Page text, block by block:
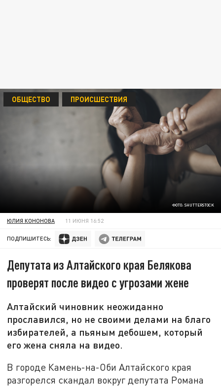
ФОТО: SHUTTERSTOCK
ОБЩЕСТВО ПРОИСШЕСТВИЯ
ЮЛИЯ КОНОНОВА 11 ИЮНЯ 16:52
ПОДПИШИТЕСЬ:
Депутата из Алтайского края Белякова
проверят после видео с угрозами жене
Алтайский чиновник неожиданно
прославился, но не своими делами на благо
избирателей, а пьяным дебошем, который
его жена сняла на видео.
В городе Камень-на-Оби Алтайского края
разгорелся скандал вокруг депутата Романа